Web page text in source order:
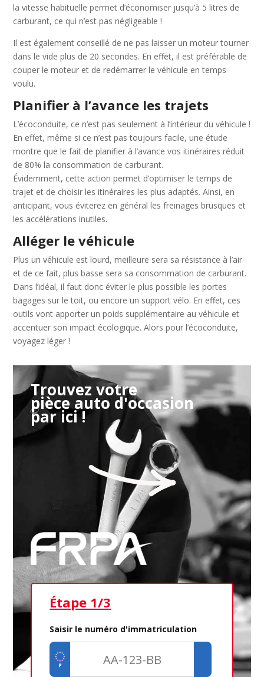
la vitesse habituelle permet d’économiser jusqu’à 5 litres de
carburant, ce qui n’est pas négligeable !
Il est également conseillé de ne pas laisser un moteur tourner
dans le vide plus de 20 secondes. En effet, il est préférable de
couper le moteur et de redémarrer le véhicule en temps
voulu.
Planifier à l’avance les trajets
L’écoconduite, ce n’est pas seulement à l’intérieur du véhicule !
En effet, même si ce n’est pas toujours facile, une étude
montre que le fait de planifier à l’avance vos itinéraires réduit
de 80% la consommation de carburant.
Évidemment, cette action permet d’optimiser le temps de
trajet et de choisir les itinéraires les plus adaptés. Ainsi, en
anticipant, vous éviterez en général les freinages brusques et
les accélérations inutiles.
Alléger le véhicule
Plus un véhicule est lourd, meilleure sera sa résistance à l’air
et de ce fait, plus basse sera sa consommation de carburant.
Dans l’idéal, il faut donc éviter le plus possible les portes
bagages sur le toit, ou encore un support vélo. En effet, ces
outils vont apporter un poids supplémentaire au véhicule et
accentuer son impact écologique. Alors pour l’écoconduite,
voyagez léger !
Trouvez votre
pièce auto d'occasion
par ici !
Étape 1/3
Saisir le numéro d'immatriculation